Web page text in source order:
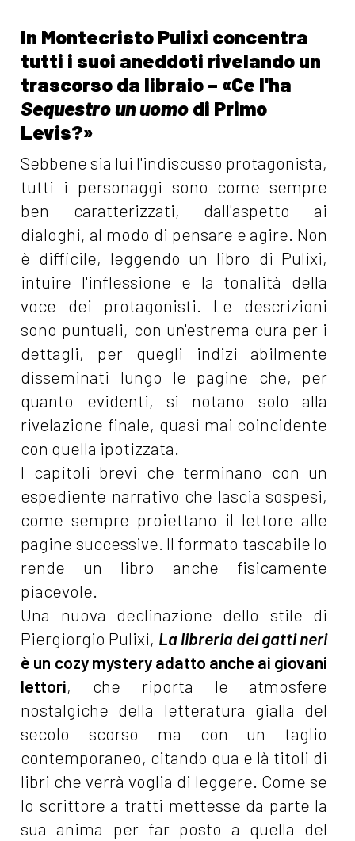
In Montecristo Pulixi concentra
tutti i suoi aneddoti rivelando un
trascorso da libraio – «Ce l'ha
Sequestro un uomo di Primo
Levis?»
Sebbene sia lui l'indiscusso protagonista,
tutti i personaggi sono come sempre
ben caratterizzati, dall'aspetto ai
dialoghi, al modo di pensare e agire. Non
è difficile, leggendo un libro di Pulixi,
intuire l'inflessione e la tonalità della
voce dei protagonisti. Le descrizioni
sono puntuali, con un'estrema cura per i
dettagli, per quegli indizi abilmente
disseminati lungo le pagine che, per
quanto evidenti, si notano solo alla
rivelazione finale, quasi mai coincidente
con quella ipotizzata.
I capitoli brevi che terminano con un
espediente narrativo che lascia sospesi,
come sempre proiettano il lettore alle
pagine successive. Il formato tascabile lo
rende un libro anche fisicamente
piacevole.
Una nuova declinazione dello stile di
Piergiorgio Pulixi, La libreria dei gatti neri
è un cozy mystery adatto anche ai giovani
lettori, che riporta le atmosfere
nostalgiche della letteratura gialla del
secolo scorso ma con un taglio
contemporaneo, citando qua e là titoli di
libri che verrà voglia di leggere. Come se
lo scrittore a tratti mettesse da parte la
sua anima per far posto a quella del